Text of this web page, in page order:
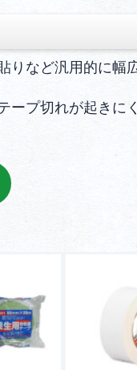
りなど汎用的に幅
ープ切れが起きに